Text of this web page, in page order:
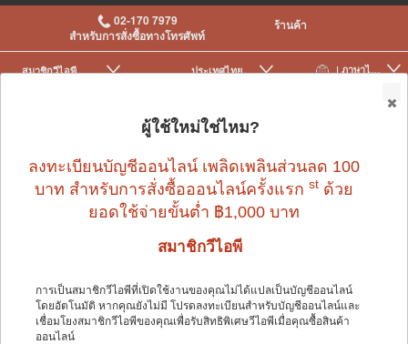
02-170 7979
สำหรับการสั่งซื้อทางโทรศัพท์
ร้านค้า
| ภาษาไทย
ประเทศไทย
สมาชิกวีไอพี
|
อุปกรณ์นกและอื่น ๆ> ผลิตภัณฑ์ทำรัง
นก
ผู้ใช้ใหม่ใช่ไหม?
ลงทะเบียนบัญชีออนไลน์ เพลิดเพลินส่วนลด 100
บาท สำหรับการสั่งซื้อออนไลน์ครั้งแรกst ด้วย
ยอดใช้จ่ายขั้นต่ำ ฿1,000 บาท
สมาชิกวีไอพี
การเป็นสมาชิกวีไอพีที่เปิดใช้งานของคุณไม่ได้แปลเป็นบัญชีออนไลน์
โดยอัตโนมัติ หากคุณยังไม่มี โปรดลงทะเบียนสำหรับบัญชีออนไลน์และ
เชื่อมโยงสมาชิกวีไอพีของคุณเพื่อรับสิทธิพิเศษวีไอพีเมื่อคุณซื้อสินค้า
ออนไลน์